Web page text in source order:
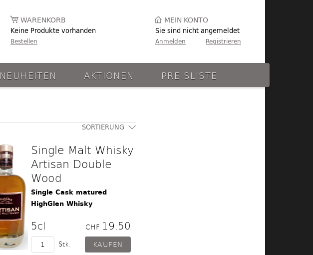
WARENKORB
Keine Produkte vorhanden
Bestellen
MEIN KONTO
Sie sind nicht angemeldet
Anmelden Registrieren
NEUHEITEN AKTIONEN PREISLISTE
SORTIERUNG
Single Malt Whisky
Artisan Double
Wood
Single Cask matured
HighGlen Whisky
5cl CHF 19.50
Stk.